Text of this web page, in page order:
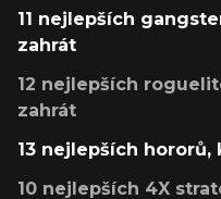
11 nejlepších
zahrát
12 nejlepších
zahrát
13 nejlepších
10 nejlepších 4X